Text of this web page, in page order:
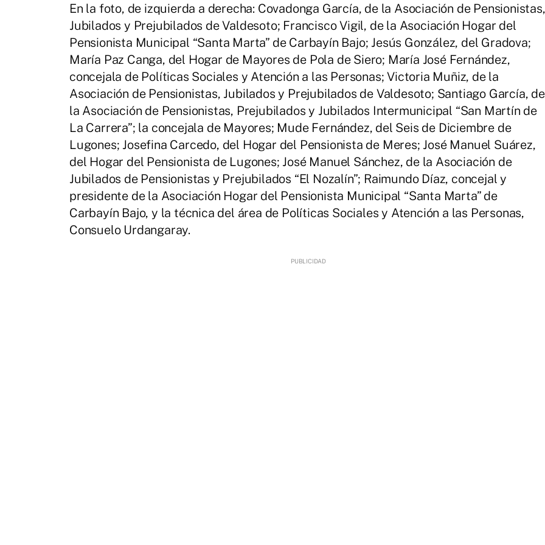
En la foto, de izquierda a derecha: Covadonga García, de la Asociación de Pensionistas,
Jubilados y Prejubilados de Valdesoto; Francisco Vigil, de la Asociación Hogar del
Pensionista Municipal “Santa Marta” de Carbayín Bajo; Jesús González, del Gradova;
María Paz Canga, del Hogar de Mayores de Pola de Siero; María José Fernández,
concejala de Políticas Sociales y Atención a las Personas; Victoria Muñiz, de la
Asociación de Pensionistas, Jubilados y Prejubilados de Valdesoto; Santiago García, de
la Asociación de Pensionistas, Prejubilados y Jubilados Intermunicipal “San Martín de
La Carrera”; la concejala de Mayores; Mude Fernández, del Seis de Diciembre de
Lugones; Josefina Carcedo, del Hogar del Pensionista de Meres; José Manuel Suárez,
del Hogar del Pensionista de Lugones; José Manuel Sánchez, de la Asociación de
Jubilados de Pensionistas y Prejubilados “El Nozalín”; Raimundo Díaz, concejal y
presidente de la Asociación Hogar del Pensionista Municipal “Santa Marta” de
Carbayín Bajo, y la técnica del área de Políticas Sociales y Atención a las Personas,
Consuelo Urdangaray.